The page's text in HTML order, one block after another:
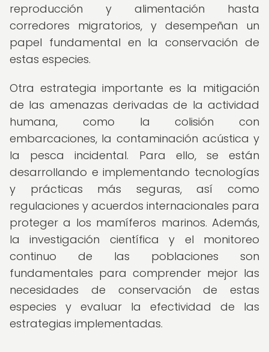
reproducción y alimentación hasta
corredores migratorios, y desempeñan un
papel fundamental en la conservación de
estas especies.
Otra estrategia importante es la mitigación
de las amenazas derivadas de la actividad
humana, como la colisión con
embarcaciones, la contaminación acústica y
la pesca incidental. Para ello, se están
desarrollando e implementando tecnologías
y prácticas más seguras, así como
regulaciones y acuerdos internacionales para
proteger a los mamíferos marinos. Además,
la investigación científica y el monitoreo
continuo de las poblaciones son
fundamentales para comprender mejor las
necesidades de conservación de estas
especies y evaluar la efectividad de las
estrategias implementadas.